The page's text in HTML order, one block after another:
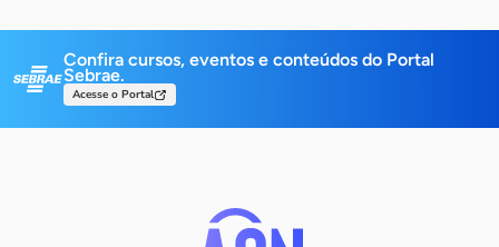
Confira cursos, eventos e conteúdos do Portal
Sebrae.
Acesse o Portal